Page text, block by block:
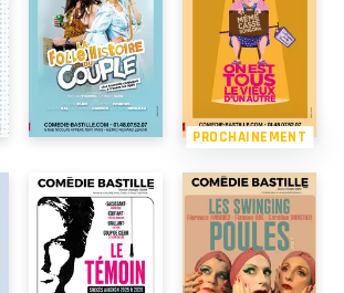
PROCHAINEMENT